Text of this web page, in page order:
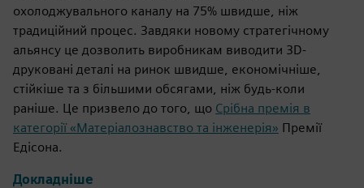
охолоджувального каналу на 75% швидше, ніж
традиційний процес. Завдяки новому стратегічному
альянсу це дозволить виробникам виводити 3D-
друковані деталі на ринок швидше, економічніше,
стійкіше та з більшими обсягами, ніж будь-коли
раніше. Це призвело до того, що Срібна премія в
категорії «Матеріалознавство та інженерія» Премії
Едісона.
Докладніше